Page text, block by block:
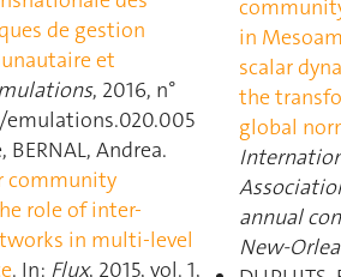
de gestion
et
, 2016, n°
emulations.020.005
Andrea.
community
role of inter-
in multi-level
. In: Flux, 2015, vol. 1,
in
scalar
the
global
annual
New-